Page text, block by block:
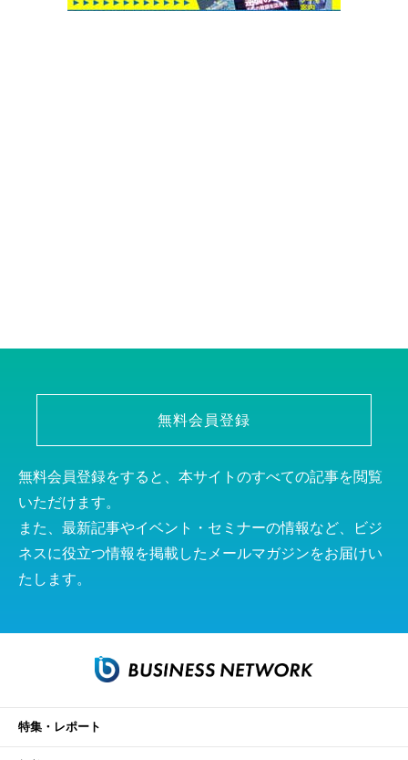
無料会員登録
無料会員登録をすると、本サイトのすべての記事を閲覧
いただけます。
また、最新記事やイベント・セミナーの情報など、ビジ
ネスに役立つ情報を掲載したメールマガジンをお届けい
たします。
特集・レポート